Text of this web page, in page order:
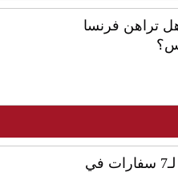
تراهن فرنسا
الرسالة التركية لـ7 سفارات في